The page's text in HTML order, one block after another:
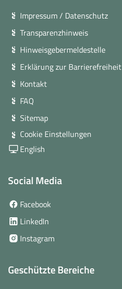
Impressum / Datenschutz
Transparenzhinweis
Hinweisgebermeldestelle
Erklärung zur Barrierefreiheit
Kontakt
FAQ
Sitemap
Cookie Einstellungen
English
Social Media
Facebook
Fenster)
LinkedIn
neuem
Instagram(öffnet
Fenster)
Geschützte Bereiche